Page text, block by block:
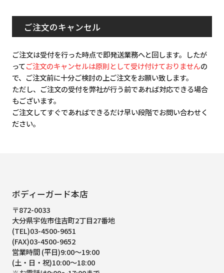
ご注文のキャンセル
ご注文は受付を行った時点で即発送業務へと回します。したが
ってご注文のキャンセルは原則として受け付けておりませんの
で、ご注文前に十分ご検討の上ご注文をお願い致します。
ただし、ご注文の受付を弊社が行う前であれば対応できる場合
もございます。
ご注文してすぐであればできるだけ早い段階でお問い合わせく
ださい。
ボディーガード本店
〒872-0033
大分県宇佐市住吉町2丁目27番地
(TEL)03-4500-9651
(FAX)03-4500-9652
営業時間 (平日)9:00～19:00
(土・日・祝)10:00～18:00